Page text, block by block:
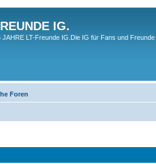
IG.
JAHRE LT-Freunde IG.Die IG für Fans und
Foren